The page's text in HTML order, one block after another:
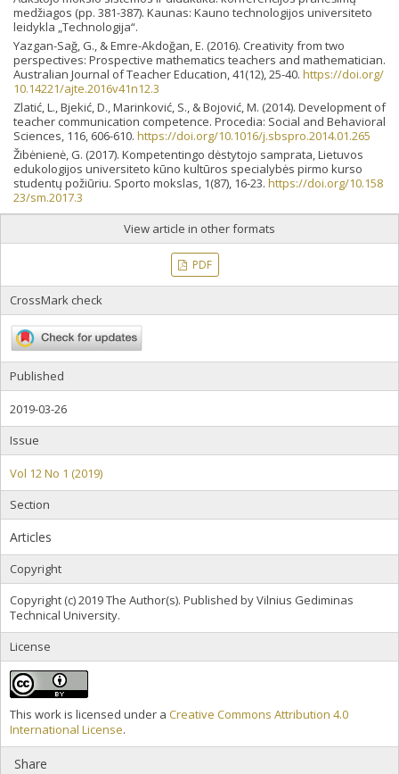
medžiagos (pp. 381-387). Kaunas: Kauno technologijos universiteto
leidykla „Technologija“.
Yazgan-Sağ, G., & Emre-Akdoğan, E. (2016). Creativity from two
perspectives: Prospective mathematics teachers and mathematician.
Australian Journal of Teacher Education, 41(12), 25-40. https://doi.org/
10.14221/ajte.2016v41n12.3
Zlatić, L., Bjekić, D., Marinković, S., & Bojović, M. (2014). Development of
teacher communication competence. Procedia: Social and Behavioral
Sciences, 116, 606-610. https://doi.org/10.1016/j.sbspro.2014.01.265
Žibėnienė, G. (2017). Kompetentingo dėstytojo samprata, Lietuvos
edukologijos universiteto kūno kultūros specialybės pirmo kurso
studentų požiūriu. Sporto mokslas, 1(87), 16-23. https://doi.org/10.158
23/sm.2017.3
View article in other formats
PDF
CrossMark check
Published
2019-03-26
Issue
Vol 12 No 1 (2019)
Section
Articles
Copyright
Copyright (c) 2019 The Author(s). Published by Vilnius Gediminas
Technical University.
License
This work is licensed under a Creative Commons Attribution 4.0
International License.
Share